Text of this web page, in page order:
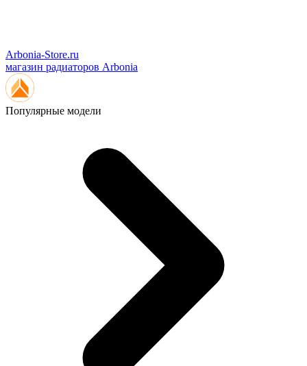
Arbonia-Store.ru
магазин радиаторов Arbonia
Популярные модели